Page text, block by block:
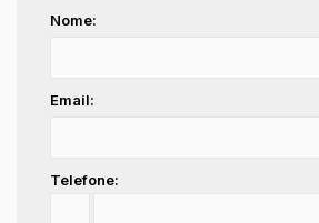
Nome:
Email:
Telefone: